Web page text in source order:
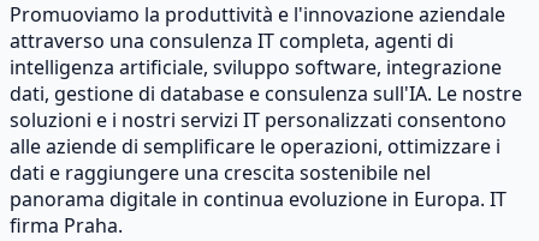
Promuoviamo la produttività e l'innovazione aziendale
attraverso una consulenza IT completa, agenti di
intelligenza artificiale, sviluppo software, integrazione
dati, gestione di database e consulenza sull'IA. Le nostre
soluzioni e i nostri servizi IT personalizzati consentono
alle aziende di semplificare le operazioni, ottimizzare i
dati e raggiungere una crescita sostenibile nel
panorama digitale in continua evoluzione in Europa. IT
firma Praha.